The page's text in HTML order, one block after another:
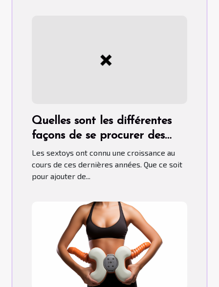
Quelles sont les différentes
façons de se procurer des
sextoys ?
Les sextoys ont connu une croissance au
cours de ces dernières années. Que ce soit
pour ajouter de...